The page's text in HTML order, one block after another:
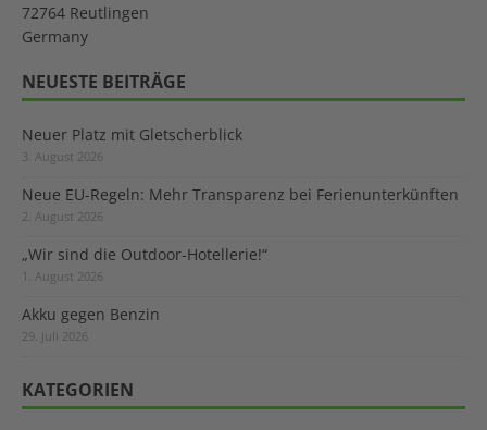
72764 Reutlingen
Germany
NEUESTE BEITRÄGE
Neuer Platz mit Gletscherblick
3. August 2026
Neue EU-Regeln: Mehr Transparenz bei Ferienunterkünften
2. August 2026
„Wir sind die Outdoor-Hotellerie!“
1. August 2026
Akku gegen Benzin
29. Juli 2026
KATEGORIEN